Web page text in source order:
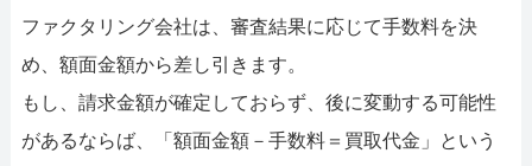
ファクタリング会社は、審査結果に応じて手数料を決
め、額面金額から差し引きます。
もし、請求金額が確定しておらず、後に変動する可能性
があるならば、「額面金額－手数料＝買取代金」という